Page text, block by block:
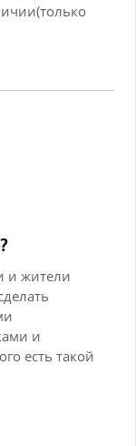
и жители
и
есть такой
как сосед